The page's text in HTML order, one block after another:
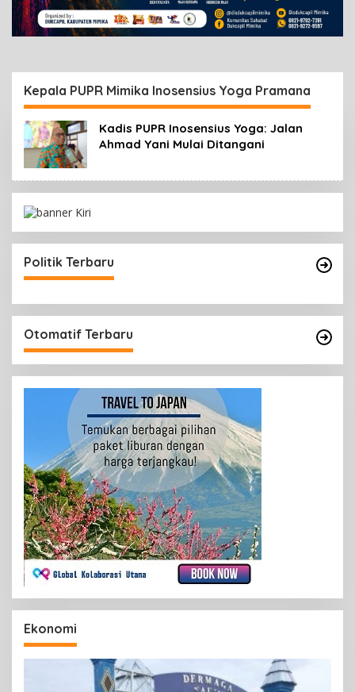
Kepala PUPR Mimika Inosensius Yoga Pramana
Kadis PUPR Inosensius Yoga: Jalan
Ahmad Yani Mulai Ditangani
Politik Terbaru
Otomatif Terbaru
Ekonomi